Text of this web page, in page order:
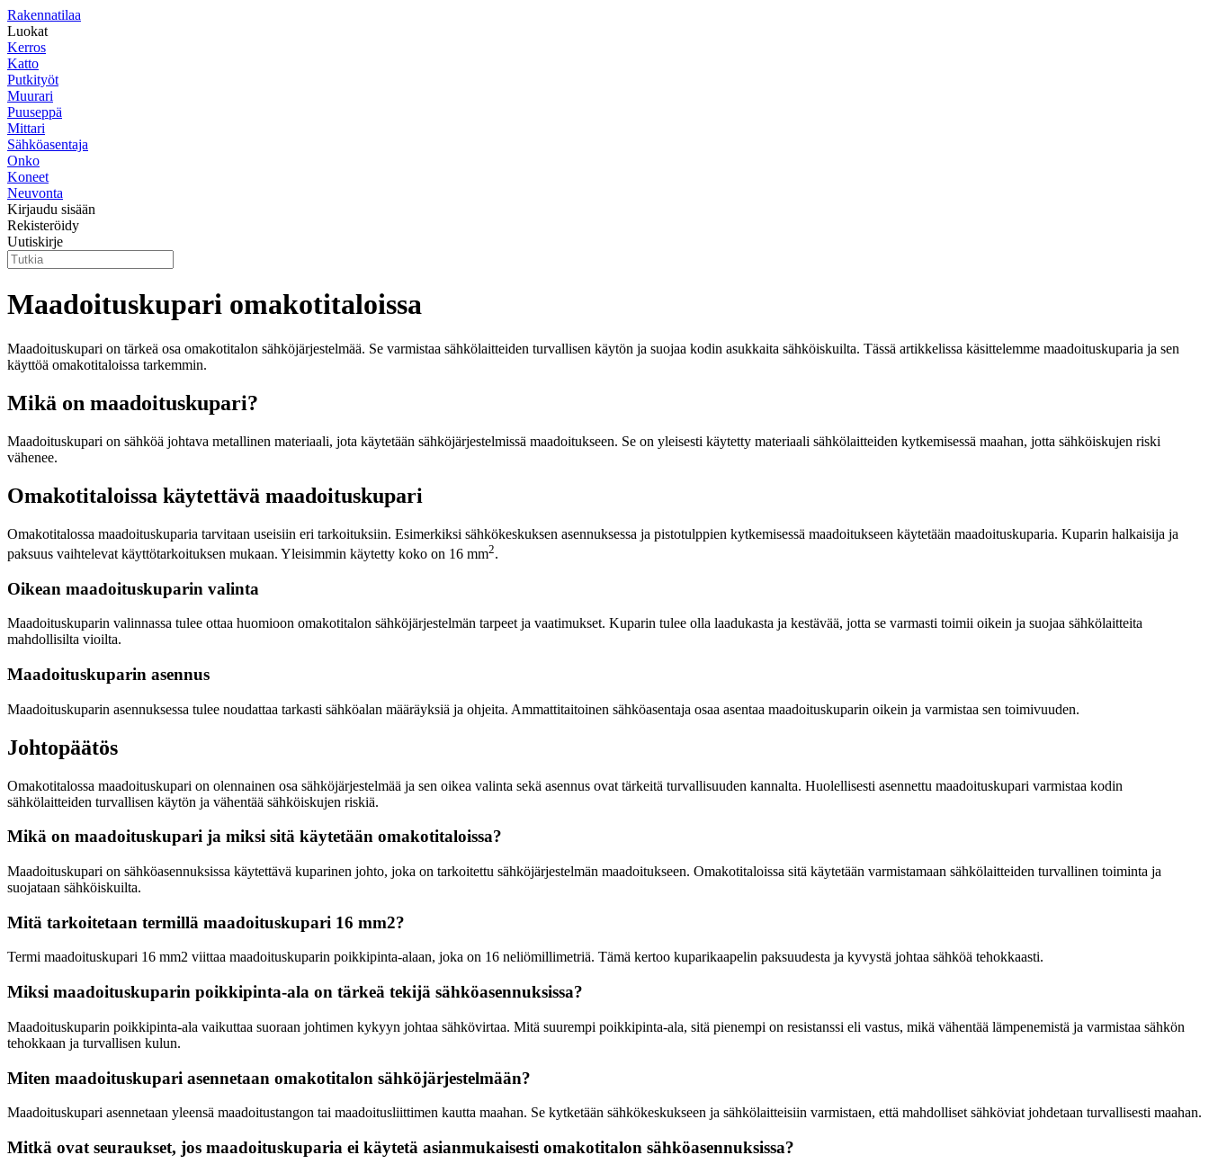
Rakennatilaa
Luokat
Kerros
Katto
Putkityöt
Muurari
Puuseppä
Mittari
Sähköasentaja
Onko
Koneet
Neuvonta
Kirjaudu sisään
Rekisteröidy
Uutiskirje
Maadoituskupari omakotitaloissa
Maadoituskupari on tärkeä osa omakotitalon sähköjärjestelmää. Se varmistaa sähkölaitteiden turvallisen käytön ja suojaa kodin asukkaita sähköiskuilta. Tässä artikkelissa käsittelemme maadoituskuparia ja sen
käyttöä omakotitaloissa tarkemmin.
Mikä on maadoituskupari?
Maadoituskupari on sähköä johtava metallinen materiaali, jota käytetään sähköjärjestelmissä maadoitukseen. Se on yleisesti käytetty materiaali sähkölaitteiden kytkemisessä maahan, jotta sähköiskujen riski
vähenee.
Omakotitaloissa käytettävä maadoituskupari
Omakotitalossa maadoituskuparia tarvitaan useisiin eri tarkoituksiin. Esimerkiksi sähkökeskuksen asennuksessa ja pistotulppien kytkemisessä maadoitukseen käytetään maadoituskuparia. Kuparin halkaisija ja
paksuus vaihtelevat käyttötarkoituksen mukaan. Yleisimmin käytetty koko on 16 mm2.
Oikean maadoituskuparin valinta
Maadoituskuparin valinnassa tulee ottaa huomioon omakotitalon sähköjärjestelmän tarpeet ja vaatimukset. Kuparin tulee olla laadukasta ja kestävää, jotta se varmasti toimii oikein ja suojaa sähkölaitteita
mahdollisilta vioilta.
Maadoituskuparin asennus
Maadoituskuparin asennuksessa tulee noudattaa tarkasti sähköalan määräyksiä ja ohjeita. Ammattitaitoinen sähköasentaja osaa asentaa maadoituskuparin oikein ja varmistaa sen toimivuuden.
Johtopäätös
Omakotitalossa maadoituskupari on olennainen osa sähköjärjestelmää ja sen oikea valinta sekä asennus ovat tärkeitä turvallisuuden kannalta. Huolellisesti asennettu maadoituskupari varmistaa kodin
sähkölaitteiden turvallisen käytön ja vähentää sähköiskujen riskiä.
Mikä on maadoituskupari ja miksi sitä käytetään omakotitaloissa?
Maadoituskupari on sähköasennuksissa käytettävä kuparinen johto, joka on tarkoitettu sähköjärjestelmän maadoitukseen. Omakotitaloissa sitä käytetään varmistamaan sähkölaitteiden turvallinen toiminta ja
suojataan sähköiskuilta.
Mitä tarkoitetaan termillä maadoituskupari 16 mm2?
Termi maadoituskupari 16 mm2 viittaa maadoituskuparin poikkipinta-alaan, joka on 16 neliömillimetriä. Tämä kertoo kuparikaapelin paksuudesta ja kyvystä johtaa sähköä tehokkaasti.
Miksi maadoituskuparin poikkipinta-ala on tärkeä tekijä sähköasennuksissa?
Maadoituskuparin poikkipinta-ala vaikuttaa suoraan johtimen kykyyn johtaa sähkövirtaa. Mitä suurempi poikkipinta-ala, sitä pienempi on resistanssi eli vastus, mikä vähentää lämpenemistä ja varmistaa sähkön
tehokkaan ja turvallisen kulun.
Miten maadoituskupari asennetaan omakotitalon sähköjärjestelmään?
Maadoituskupari asennetaan yleensä maadoitustangon tai maadoitusliittimen kautta maahan. Se kytketään sähkökeskukseen ja sähkölaitteisiin varmistaen, että mahdolliset sähköviat johdetaan turvallisesti maahan.
Mitkä ovat seuraukset, jos maadoituskuparia ei käytetä asianmukaisesti omakotitalon sähköasennuksissa?